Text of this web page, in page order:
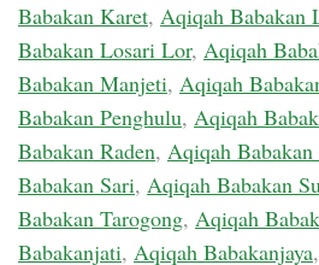
Babakan Karet, Aqiqah Babakan
Babakan Losari Lor, Aqiqah
Babakan Manjeti, Aqiqah
Babakan Penghulu, Aqiqah
Babakan Raden, Aqiqah Babakan
Babakan Sari, Aqiqah Babakan
Babakan Tarogong, Aqiqah
Babakanjati, Aqiqah Babakanjaya,